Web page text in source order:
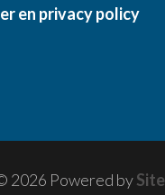
en privacy policy
2026 Powered by